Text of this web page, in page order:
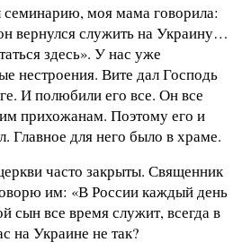
семинарию, моя мама говорила:
вернулся служить на Украину…
здесь». У нас уже
нестроения. Вите дал Господь
И полюбили его все. Он все
прихожанам. Поэтому его и
Главное для него было в храме.
часто закрыты. Священник
им: «В России каждый день
сын все время служит, всегда в
на Украине не так?